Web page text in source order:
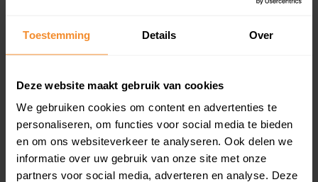
Toestemming Details Over
Deze website maakt gebruik van cookies
We gebruiken cookies om content en advertenties te
personaliseren, om functies voor social media te bieden
en om ons websiteverkeer te analyseren. Ook delen we
informatie over uw gebruik van onze site met onze
partners voor social media, adverteren en analyse. Deze
Een overzicht van alle verkochte woningen (koopsom
inclusief een jaar lang gratis updates van nieuwe
Bekijk product